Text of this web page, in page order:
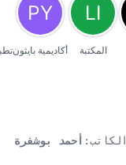
المكتبة أكاديمية بايثون
الكاتب: أحمد بوشفرة